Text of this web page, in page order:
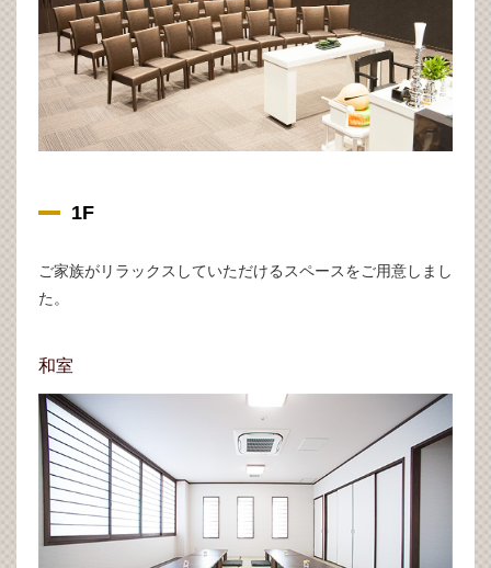
1F
ご家族がリラックスしていただけるスペースをご用意しまし
た。
和室